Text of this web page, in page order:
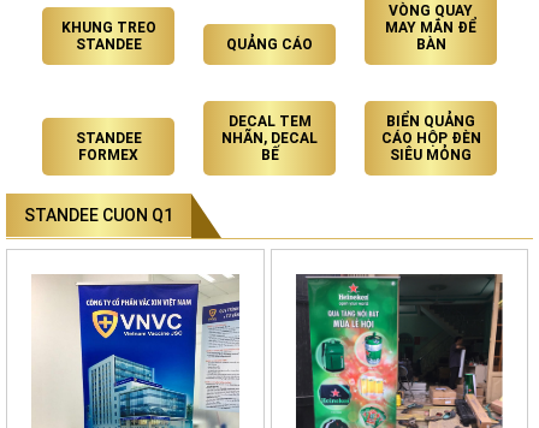
KHUNG TREO
STANDEE
QUẢNG CÁO
VÒNG QUAY
MAY MẮN ĐỂ
BÀN
STANDEE
FORMEX
DECAL TEM
NHÃN, DECAL
BẾ
BIỂN QUẢNG
CÁO HỘP ĐÈN
SIÊU MỎNG
STANDEE CUON Q1